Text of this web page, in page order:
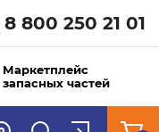
8 800 250 21 01
Маркетплейс
запасных частей